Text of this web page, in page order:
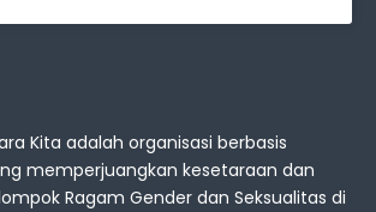
Kita adalah organisasi berbasis
memperjuangkan kesetaraan dan
Ragam Gender dan Seksualitas di